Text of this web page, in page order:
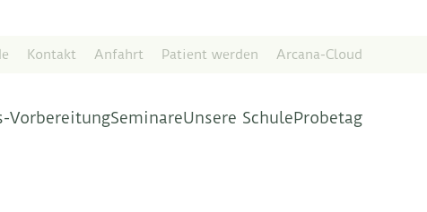
Kontakt Anfahrt Patient werden Arcana-Cloud
VorbereitungSeminareUnsere SchuleProbetag